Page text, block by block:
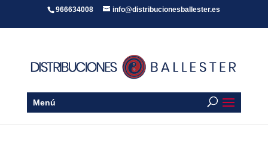
966634008 info@distribucionesballester.es
Menú